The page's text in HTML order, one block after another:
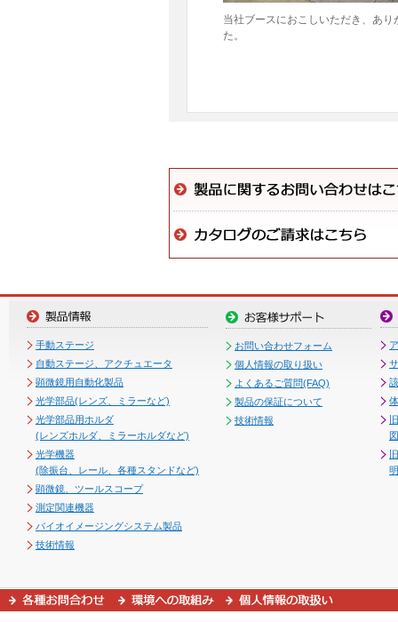
当社ブースにおこしいただき、あり
た。
手動ステージ
自動ステージ、アクチュエータ
顕微鏡用自動化製品
光学部品(レンズ、ミラーなど)
光学部品用ホルダ
(レンズホルダ、ミラーホルダなど)
光学機器
(除振台、レール、各種スタンドなど)
顕微鏡、ツールスコープ
測定関連機器
バイオイメージングシステム製品
技術情報
お問い合わせフォーム
個人情報の取り扱い
よくあるご質問(FAQ)
製品の保証について
技術情報